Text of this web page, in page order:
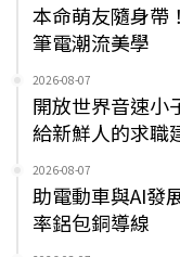
本命萌友隨身帶
筆電潮流美學
2026-08-07
開放世界音速小
給新鮮人的求職
2026-08-07
助電動車與AI發
率鋁包銅導線